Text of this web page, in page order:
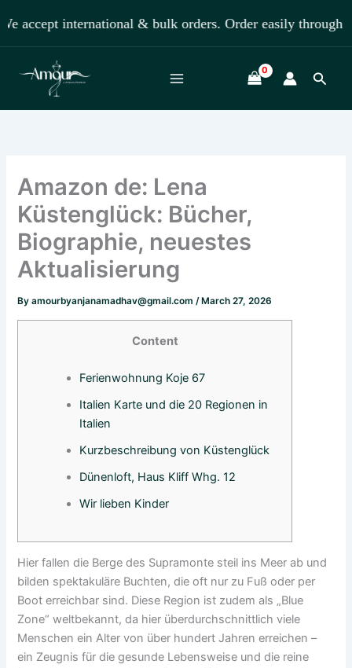
to
content
international & bulk orders. Order easily through
Amazon de: Lena
Küstenglück: Bücher,
Biographie, neuestes
Aktualisierung
Byamourbyanjanamadhav@gmail.com/ March 27, 2026
Content
Ferienwohnung Koje 67
Italien Karte und die 20 Regionen in
Italien
Kurzbeschreibung von Küstenglück
Dünenloft, Haus Kliff Whg. 12
Wir lieben Kinder
Hier fallen die Berge des Supramonte steil ins Meer ab und
bilden spektakuläre Buchten, die oft nur zu Fuß oder per
Boot erreichbar sind. Diese Region ist zudem als „Blue
Zone“ weltbekannt, da hier überdurchschnittlich viele
Menschen ein Alter von über hundert Jahren erreichen –
ein Zeugnis für die gesunde Lebensweise und die reine